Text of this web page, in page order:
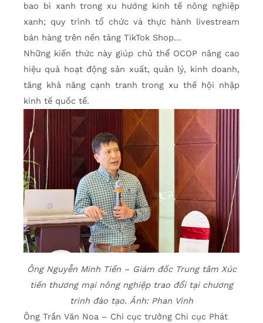
bao bì xanh trong xu hướng kinh tế nông nghiệp
xanh; quy trình tổ chức và thực hành livestream
bán hàng trên nền tảng TikTok Shop…
Những kiến thức này giúp chủ thể OCOP nâng cao
hiệu quả hoạt động sản xuất, quản lý, kinh doanh,
tăng khả năng cạnh tranh trong xu thế hội nhập
kinh tế quốc tế.
Ông Nguyễn Minh Tiến – Giám đốc Trung tâm Xúc
tiến thương mại nông nghiệp trao đổi tại chương
trình đào tạo. Ảnh: Phan Vinh
Ông Trần Văn Noa – Chi cục trưởng Chi cục Phát